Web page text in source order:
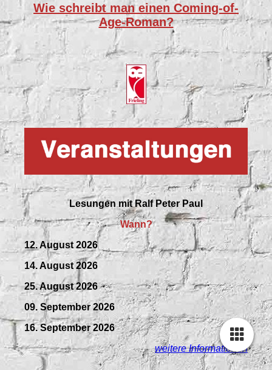
Wie schreibt man einen Coming-of-
Age-Roman?
Lesungen mitRalf Peter Paul
Wann?
12. August 2026
14. August 2026
25. August 2026
09. September2026
16. September 2026
weitere Informationen